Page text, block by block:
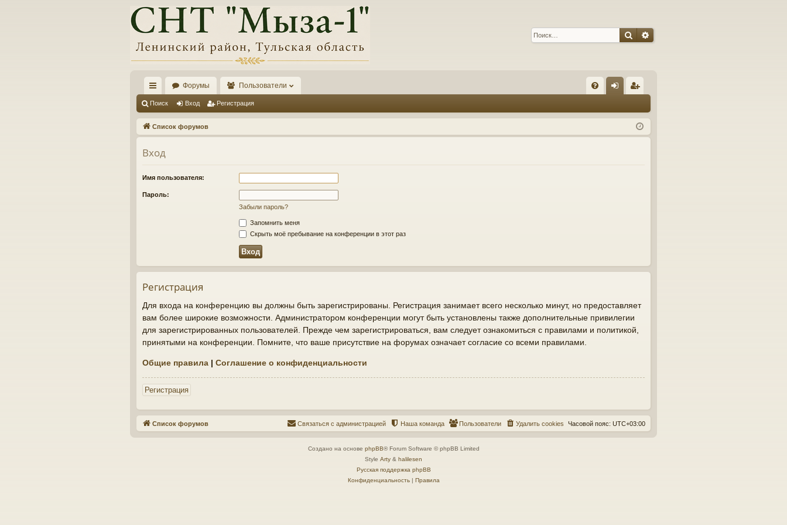
ПоискРасширенный поиск
с
ы
лк
и
Форумы Пользователи
Q д ис
тр
Поиск Вход Регистрация
Список форумов
Вход
Имя пользователя:
Пароль:
Забыли пароль?
Запомнить меня
Скрыть моё пребывание на конференции в этот раз
Регистрация
Для входа на конференцию вы должны быть зарегистрированы. Регистрация занимает всего несколько минут, но предоставляет
вам более широкие возможности. Администратором конференции могут быть установлены также дополнительные привилегии
для зарегистрированных пользователей. Прежде чем зарегистрироваться, вам следует ознакомиться с правилами и политикой,
принятыми на конференции. Помните, что ваше присутствие на форумах означает согласие со всеми правилами.
Общие правила | Соглашение о конфиденциальности
Регистрация
Список форумов Часовой пояс: UTC+03:00
Удалить cookies
Пользователи
Наша команда
Связаться с администрацией
Создано на основе phpBB® Forum Software © phpBB Limited
Style Arty & halilesen
Русская поддержка phpBB
Конфиденциальность| Правила